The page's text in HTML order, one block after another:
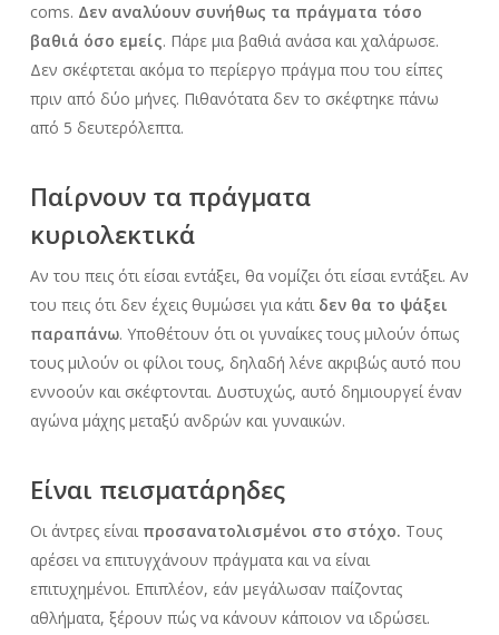
coms. Δεν αναλύουν συνήθως τα πράγματα τόσο
βαθιά όσο εμείς. Πάρε μια βαθιά ανάσα και χαλάρωσε.
Δεν σκέφτεται ακόμα το περίεργο πράγμα που του είπες
πριν από δύο μήνες. Πιθανότατα δεν το σκέφτηκε πάνω
από 5 δευτερόλεπτα.
Παίρνουν τα πράγματα
κυριολεκτικά
Αν του πεις ότι είσαι εντάξει, θα νομίζει ότι είσαι εντάξει. Αν
του πεις ότι δεν έχεις θυμώσει για κάτι δεν θα το ψάξει
παραπάνω. Υποθέτουν ότι οι γυναίκες τους μιλούν όπως
τους μιλούν οι φίλοι τους, δηλαδή λένε ακριβώς αυτό που
εννοούν και σκέφτονται. Δυστυχώς, αυτό δημιουργεί έναν
αγώνα μάχης μεταξύ ανδρών και γυναικών.
Είναι πεισματάρηδες
Οι άντρες είναι προσανατολισμένοι στο στόχο. Τους
αρέσει να επιτυγχάνουν πράγματα και να είναι
επιτυχημένοι. Επιπλέον, εάν μεγάλωσαν παίζοντας
αθλήματα, ξέρουν πώς να κάνουν κάποιον να ιδρώσει.